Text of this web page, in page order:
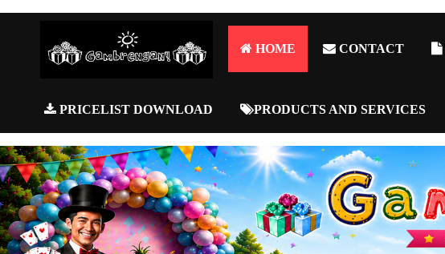
HOME CONTACT
PRICELIST DOWNLOAD PRODUCTS AND SERVICES